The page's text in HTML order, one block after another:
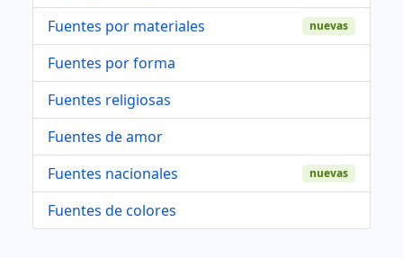
Fuentes por materiales
nuevas
Fuentes por forma
Fuentes religiosas
Fuentes de amor
Fuentes nacionales
nuevas
Fuentes de colores